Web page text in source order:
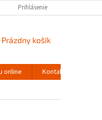
Prihlásenie
NÁKUPNÝ
Prázdny košík
online
Kontakty